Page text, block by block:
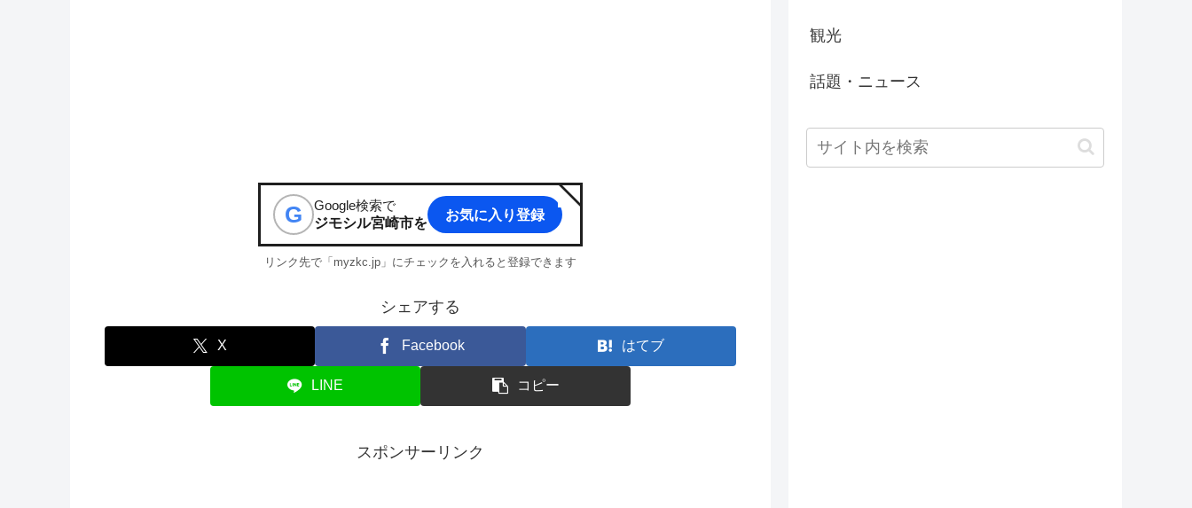
G
Google検索で
ジモシル宮崎市を
お気に入り登録
リンク先で「myzkc.jp」にチェックを入れると登録できます
シェアする
X Facebook はてブ
LINE コピー
スポンサーリンク
観光
話題・ニュース